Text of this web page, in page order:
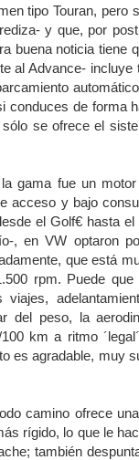
tipo Touran, pero
y que, por
buena noticia tiene
al Advance- incluye
conduces de forma
se ofrece el
gama fue un motor
acceso y bajo
el Golf€ hasta el
, en VW optaron
que está
rpm. Puede que
del peso, la
km a ritmo
es agradable, muy
camino ofrece
rígido, lo que le
también